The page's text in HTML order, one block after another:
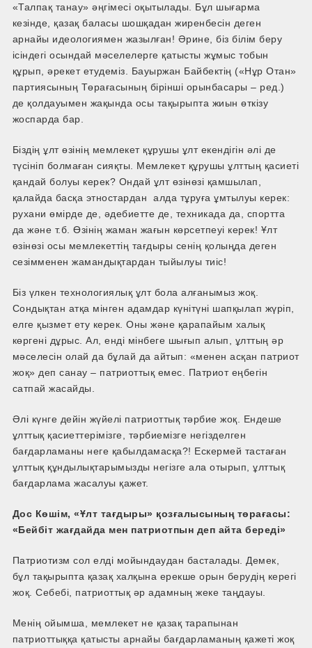
«Талпақ танау» әңгімесі оқытылады. Бұл шығарма
кезінде, қазақ баласы шошқадан жиренбесін деген
арнайы идеологиямен жазылған! Әрине, біз білім беру
ісіндегі осындай мәселелерге қатысты жұмыс тобын
құрып, әрекет етудеміз. Бауыржан Байбектің («Нұр Отан»
партиясының Төрағасының бірінші орынбасары – ред.)
де қолдауымен жақында осы тақырыпта жиын өткізу
жоспарда бар.
Біздің ұлт өзінің мемлекет құрушы ұлт екендігін әлі де
түсініп болмаған сияқты. Мемлекет құрушы ұлттың қасиеті
қандай болуы керек? Ондай ұлт өзін­өзі қамшылап,
қалайда басқа этностардан алда тұруға ұмтылуы керек:
рухани өмірде де, әдебиетте де, техникада да, спортта
да және т.б. Өзінің жаман жағын көрсетпеуі керек! Ұлт
өзін­өзі осы мемлекеттің тағдыры сенің қолыңда деген
сезімменен жамандықтардан тыйылуы тиіс!
Біз үлкен технологиялық ұлт бола алғанымыз жоқ.
Сондықтан атқа мінген адамдар күні­түні шапқылап жүріп,
елге қызмет ету керек. Оны және қарапайым халық
көргені дұрыс. Ал, енді мінбеге шығып алып, ұлттың әр
мәселесін олай да бұлай да айтып: «менен асқан патриот
жоқ» деп санау – патриоттық емес. Патриот еңбегін
сатпай жасайды.
Әлі күнге дейін жүйелі патриоттық тәрбие жоқ. Ендеше
ұлттық қасиеттерімізге, тәрбиемізге негізделген
бағдарламаны неге қабылдамасқа?! Ескермей тастаған
ұлттық құндылықтарымызды негізге ала отырып, ұлттық
бағдарлама жасалуы қажет.
Дос Көшім, «Ұлт тағдыры» қозғалысының төрағасы:
«Бейбіт жағдайда мен патриотпын деп айта береді»
Патриотизм сол елді мойындаудан басталады. Демек,
бұл тақырыпта қазақ халқына ерекше орын берудің керегі
жоқ. Себебі, патриоттық әр адамның жеке таңдауы.
Менің ойымша, мемлекет не қазақ тарапынан
патриоттыққа қатысты арнайы бағдарламаның қажеті жоқ